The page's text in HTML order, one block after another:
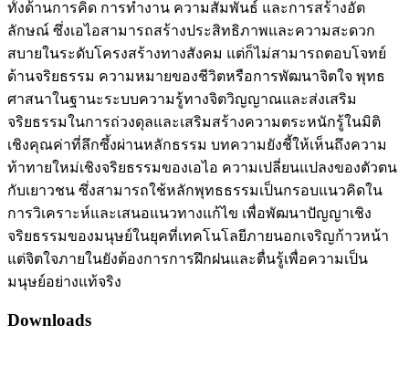
ทั้งด้านการคิด การทำงาน ความสัมพันธ์ และการสร้างอัต
ลักษณ์ ซึ่งเอไอสามารถสร้างประสิทธิภาพและความสะดวก
สบายในระดับโครงสร้างทางสังคม แต่ก็ไม่สามารถตอบโจทย์
ด้านจริยธรรม ความหมายของชีวิตหรือการพัฒนาจิตใจ พุทธ
ศาสนาในฐานะระบบความรู้ทางจิตวิญญาณและส่งเสริม
จริยธรรมในการถ่วงดุลและเสริมสร้างความตระหนักรู้ในมิติ
เชิงคุณค่าที่ลึกซึ้งผ่านหลักธรรม บทความยังชี้ให้เห็นถึงความ
ท้าทายใหม่เชิงจริยธรรมของเอไอ ความเปลี่ยนแปลงของตัวตน
กับเยาวชน ซึ่งสามารถใช้หลักพุทธธรรมเป็นกรอบแนวคิดใน
การวิเคราะห์และเสนอแนวทางแก้ไข เพื่อพัฒนาปัญญาเชิง
จริยธรรมของมนุษย์ในยุคที่เทคโนโลยีภายนอกเจริญก้าวหน้า
แต่จิตใจภายในยังต้องการการฝึกฝนและตื่นรู้เพื่อความเป็น
มนุษย์อย่างแท้จริง
Downloads